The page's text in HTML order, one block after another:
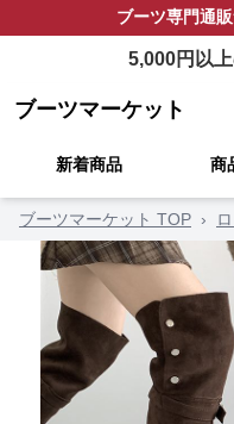
ブーツ専門通
5,000円以
ブーツマーケット
新着商品 商
ブーツマーケット TOP ›